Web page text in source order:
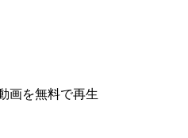
画を無料で再生